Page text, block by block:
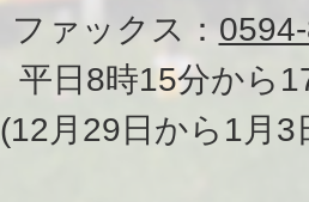
ファックス：
平日8時15分から
(12月29日から1月3